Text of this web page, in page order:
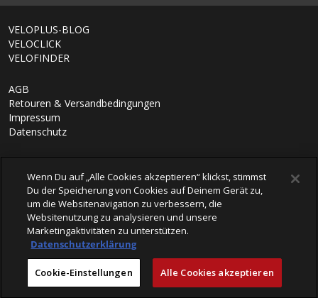
VELOPLUS-BLOG
VELOCLICK
VELOFINDER
AGB
Retouren & Versandbedingungen
Impressum
Datenschutz
powered by polynorm
Wenn Du auf „Alle Cookies akzeptieren“ klickst, stimmst
Du der Speicherung von Cookies auf Deinem Gerät zu,
um die Websitenavigation zu verbessern, die
Websitenutzung zu analysieren und unsere
Marketingaktivitäten zu unterstützen.
Datenschutzerklärung
Cookie-Einstellungen Alle Cookies akzeptieren